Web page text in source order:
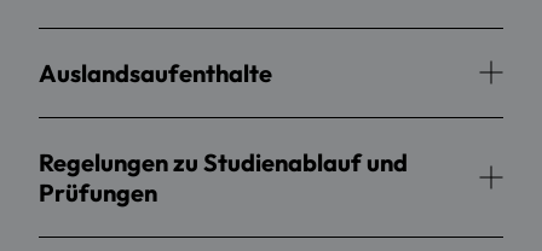
Auslandsaufenthalte
Regelungen zu Studienablauf und
Prüfungen